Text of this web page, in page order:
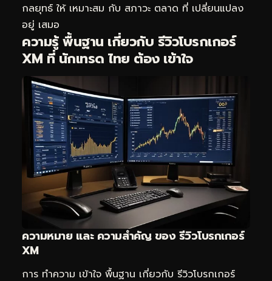
กลยุทธ์ ให้ เหมาะสม กับ สภาวะ ตลาด ที่ เปลี่ยนแปลง
อยู่ เสมอ
ความรู้ พื้นฐาน เกี่ยวกับ รีวิวโบรกเกอร์
XM ที่ นักเทรด ไทย ต้อง เข้าใจ
ความหมาย และ ความสำคัญ ของ รีวิวโบรกเกอร์
XM
การ ทำความ เข้าใจ พื้นฐาน เกี่ยวกับ รีวิวโบรกเกอร์